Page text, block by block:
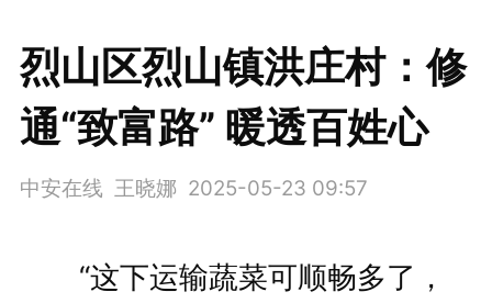
烈山区烈山镇洪庄村：修
通“致富路” 暖透百姓心
中安在线 王晓娜 2025-05-23 09:57
“这下运输蔬菜可顺畅多了，